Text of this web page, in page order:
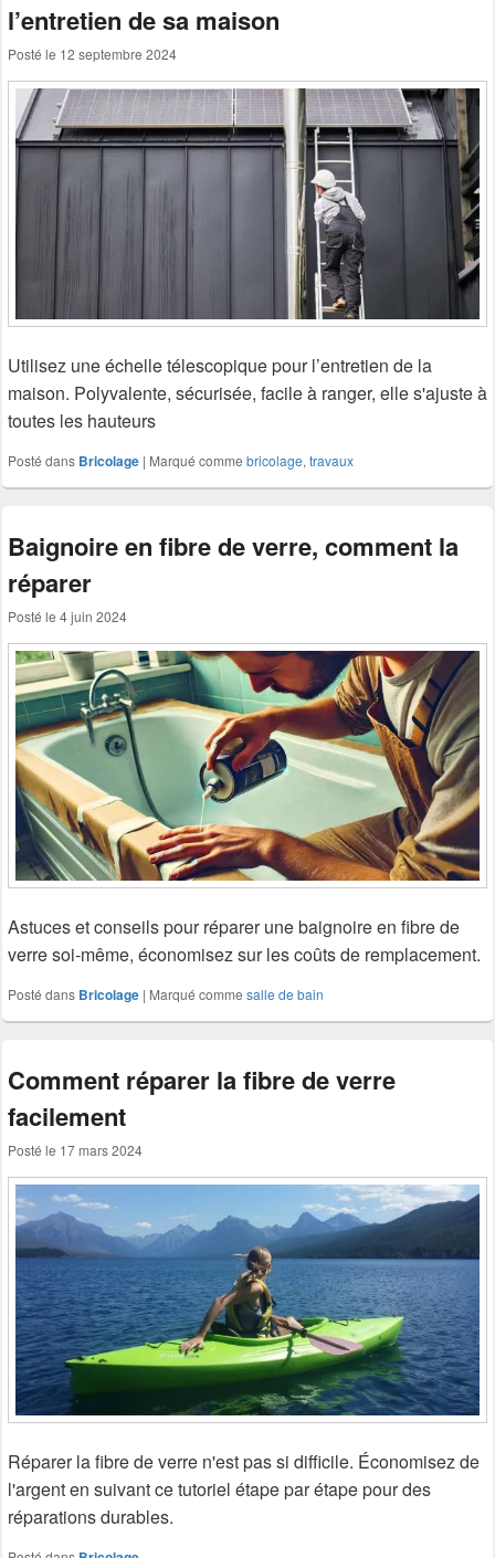
l’entretien de sa maison
Posté le 12 septembre 2024
Utilisez une échelle télescopique pour l’entretien de la
maison. Polyvalente, sécurisée, facile à ranger, elle s'ajuste à
toutes les hauteurs
Posté dans Bricolage | Marqué comme bricolage, travaux
Baignoire en fibre de verre, comment la
réparer
Posté le 4 juin 2024
Astuces et conseils pour réparer une baignoire en fibre de
verre soi-même, économisez sur les coûts de remplacement.
Posté dans Bricolage | Marqué comme salle de bain
Comment réparer la fibre de verre
facilement
Posté le 17 mars 2024
Réparer la fibre de verre n'est pas si difficile. Économisez de
l'argent en suivant ce tutoriel étape par étape pour des
réparations durables.